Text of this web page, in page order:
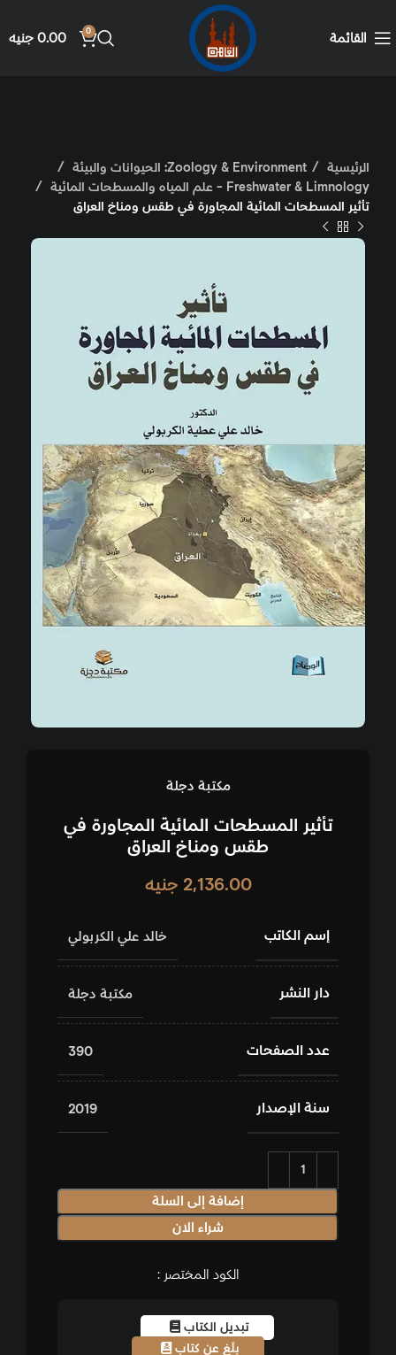
القائمة 0
0.00 جنيه
الرئيسية
Zoology & Environment: الحيوانات والبيئة
Freshwater & Limnology - علم المياه والمسطحات المائية
تأثير المسطحات المائية المجاورة في طقس ومناخ العراق
مكتبة دجلة
تأثير المسطحات المائية المجاورة في
طقس ومناخ العراق
2,136.00 جنيه
إسم الكاتب خالد علي الكربولي
دار النشر مكتبة دجلة
عدد الصفحات 390
سنة الإصدار 2019
إضافة إلى السلة
شراء الان
الكود المختصر :
تبديل الكتاب
بلّغ عن كتاب